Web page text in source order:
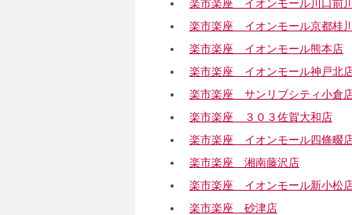
楽市楽座 イオンモール川口前
楽市楽座 イオンモール京都桂
楽市楽座 イオンモール熊本店
楽市楽座 イオンモール神戸北
楽市楽座 サンリブシティ小倉
楽市楽座 ３０３佐賀大和店
楽市楽座 イオンモール四條畷
楽市楽座 湘南藤沢店
楽市楽座 イオンモール新小松
楽市楽座 砂津店